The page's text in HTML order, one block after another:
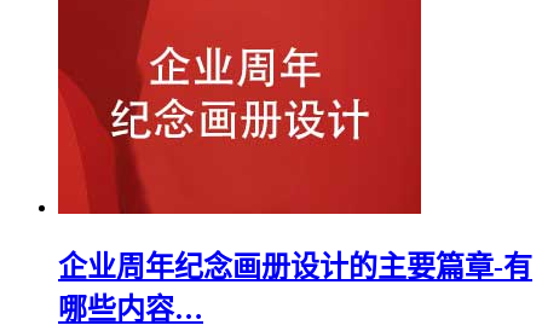
企业周年纪念画册设计的主要篇章-有
哪些内容…